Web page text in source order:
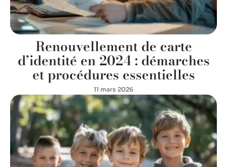
Renouvellement de carte
d’identité en 2024 : démarches
et procédures essentielles
11 mars 2026